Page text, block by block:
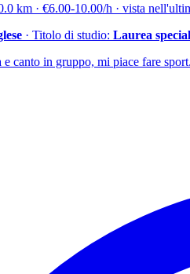
km · €6.00-10.00/h · vista
· Titolo di studio: Laurea
canto in gruppo, mi piace fare sport.